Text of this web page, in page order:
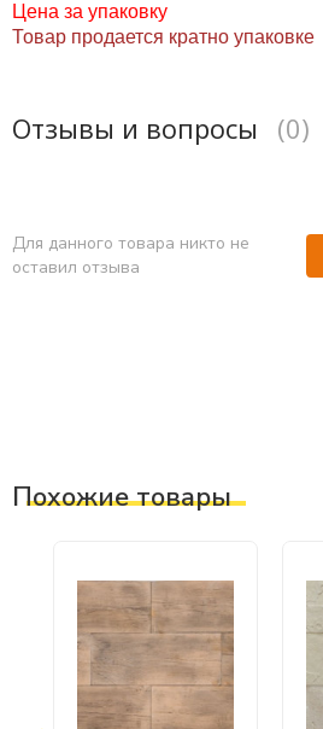
Цена за упаковку
Товар продается кратно упаковке
Отзывы и вопросы (0)
Для данного товара никто не
оставил отзыва
Похожие товары